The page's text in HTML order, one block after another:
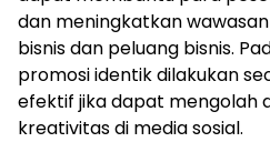
dan meningkatkan
bisnis dan peluang bisnis.
promosi identik dilakukan
efektif jika dapat mengolah
kreativitas di media sosial.